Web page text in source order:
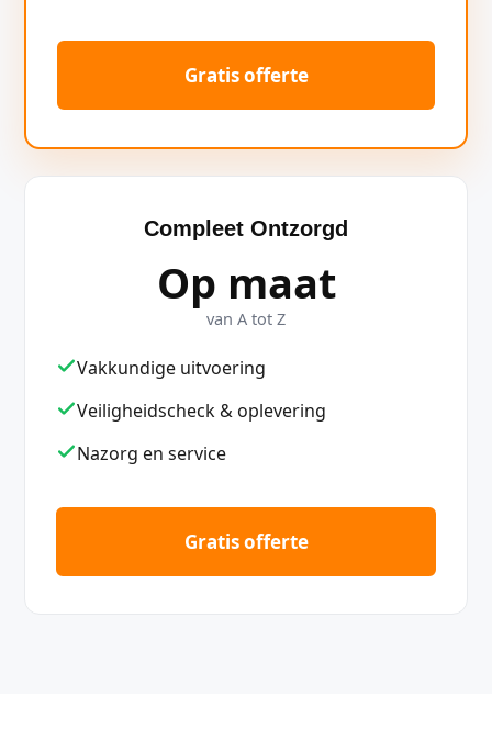
Gratis offerte
Compleet Ontzorgd
Op maat
van A tot Z
Vakkundige uitvoering
Veiligheidscheck & oplevering
Nazorg en service
Gratis offerte